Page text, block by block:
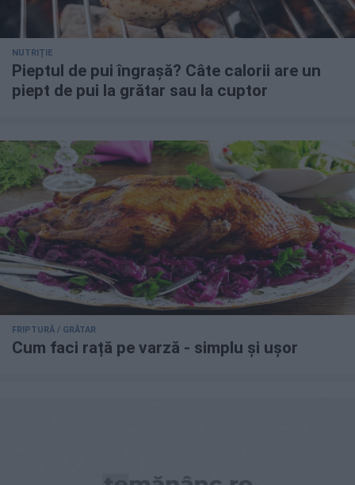
NUTRIȚIE
Pieptul de pui îngrașă? Câte calorii are un
piept de pui la grătar sau la cuptor
FRIPTURĂ / GRĂTAR
Cum faci rață pe varză - simplu și ușor